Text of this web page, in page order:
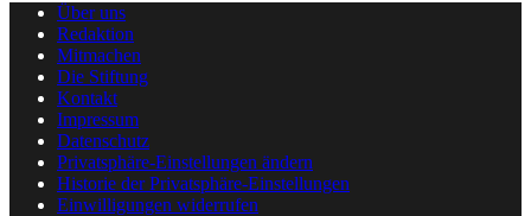
Über uns
Redaktion
Mitmachen
Die Stiftung
Kontakt
Impressum
Datenschutz
Privatsphäre-Einstellungen ändern
Historie der Privatsphäre-Einstellungen
Einwilligungen widerrufen